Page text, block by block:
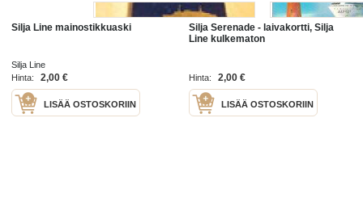
Silja Line mainostikkuaski
Silja Line
Hinta:
2,00 €
LISÄÄ OSTOSKORIIN
Silja Serenade - laivakortti, Silja
Line kulkematon
Hinta: 2,00 €
LISÄÄ OSTOSKORIIN